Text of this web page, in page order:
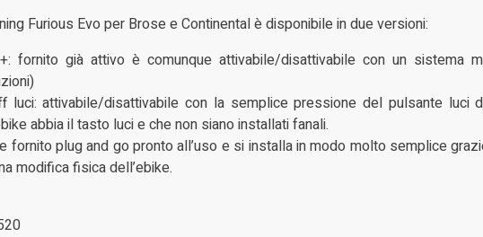
Furious Evo per Brose e Continental è disponibile in due versioni:
fornito già attivo è comunque attivabile/disattivabile con un sistema
luci: attivabile/disattivabile con la semplice pressione del pulsante luci
abbia il tasto luci e che non siano installati fanali.
fornito plug and go pronto all’uso e si installa in modo molto semplice
modifica fisica dell’ebike.